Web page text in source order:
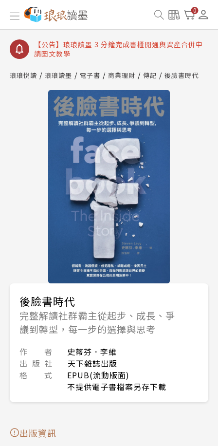
0
【公告】琅琅讀墨數位閱讀資產合併與書櫃開通申請
【公告】琅琅讀墨書櫃開通常見問題
【公告】琅琅讀墨 3 分鐘完成書櫃開通與資產合併申
請圖文教學
查詢
【公告】琅琅讀墨數位閱讀資產合併與書櫃開通申請
琅琅悅讀 琅琅讀墨 電子書 商業理財 傳記 後臉書時代
後臉書時代
完整解讀社群霸主從起步、成長、爭
議到轉型，每一步的選擇與思考
作 者
史蒂芬．李維
出 版 社
天下雜誌出版
格 式
EPUB(流動版面)
不提供電子書檔案另存下載
出版資訊